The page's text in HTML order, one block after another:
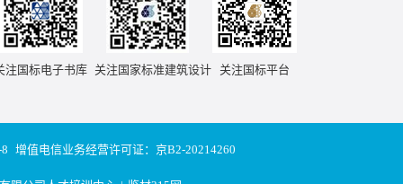
注国标电子书库 关注国家标准建筑设计 关注国标平台
增值电信业务经营许可证：京B2-20214260